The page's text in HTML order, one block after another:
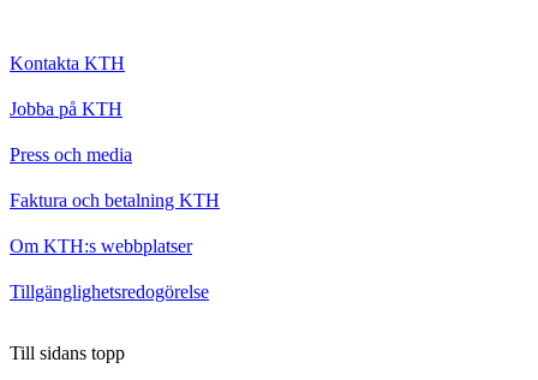
Kontakta KTH
Jobba på KTH
Press och media
Faktura och betalning KTH
Om KTH:s webbplatser
Tillgänglighetsredogörelse
Till sidans topp